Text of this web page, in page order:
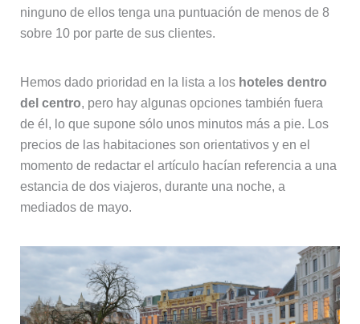
ninguno de ellos tenga una puntuación de menos de 8
sobre 10 por parte de sus clientes.
Hemos dado prioridad en la lista a los hoteles dentro
del centro, pero hay algunas opciones también fuera
de él, lo que supone sólo unos minutos más a pie. Los
precios de las habitaciones son orientativos y en el
momento de redactar el artículo hacían referencia a una
estancia de dos viajeros, durante una noche, a
mediados de mayo.